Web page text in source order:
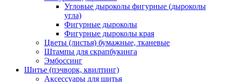
Угловые дыроколы фигурные (дыроколы
угла)
Фигурные дыроколы
Фигурные дыроколы края
Цветы (листья) бумажные, тканевые
Штампы для скрапбукинга
Эмбоссинг
Шитье (пэчворк, квилтинг)
Аксессуары для шитья